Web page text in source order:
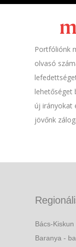
Portfóliónk
olvasó
lehetőséget
új irányokat
jövőnk
Bács-
Baranya -